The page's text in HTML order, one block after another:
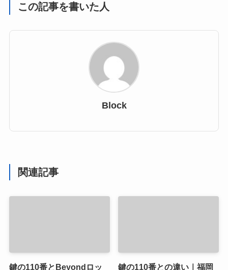
この記事を書いた人
Block
関連記事
鍵の110番とBeyondロッ
鍵の110番との違い｜福岡